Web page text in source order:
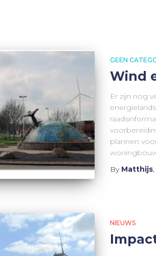
GEEN
Wind
Er zijn nog
plannen
By Matthijs,
NIEUWS